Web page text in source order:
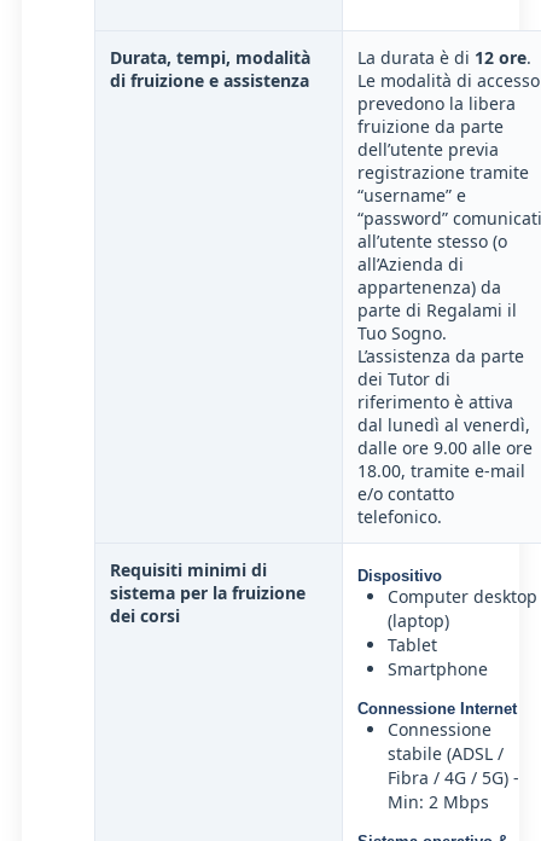
Durata, tempi, modalità
di fruizione e assistenza
La durata è di 12 ore.
Le modalità di accesso
prevedono la libera
fruizione da parte
dell’utente previa
registrazione tramite
“username” e
“password” comunicati
all’utente stesso (o
all’Azienda di
appartenenza) da
parte di Regalami il
Tuo Sogno.
L’assistenza da parte
dei Tutor di
riferimento è attiva
dal lunedì al venerdì,
dalle ore 9.00 alle ore
18.00, tramite e-mail
e/o contatto
telefonico.
Requisiti minimi di
sistema per la fruizione
dei corsi
Dispositivo
Computer desktop
(laptop)
Tablet
Smartphone
Connessione Internet
Connessione
stabile (ADSL /
Fibra / 4G / 5G) -
Min: 2 Mbps